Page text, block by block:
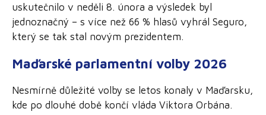
uskutečnilo v neděli 8. února a výsledek byl
jednoznačný – s více než 66 % hlasů vyhrál Seguro,
který se tak stal novým prezidentem.
Maďarské parlamentní volby 2026
Nesmírně důležité volby se letos konaly v Maďarsku,
kde po dlouhé době končí vláda Viktora Orbána.